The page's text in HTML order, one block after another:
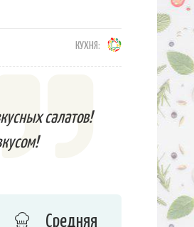
КУХНЯ:
салатов!
Средняя